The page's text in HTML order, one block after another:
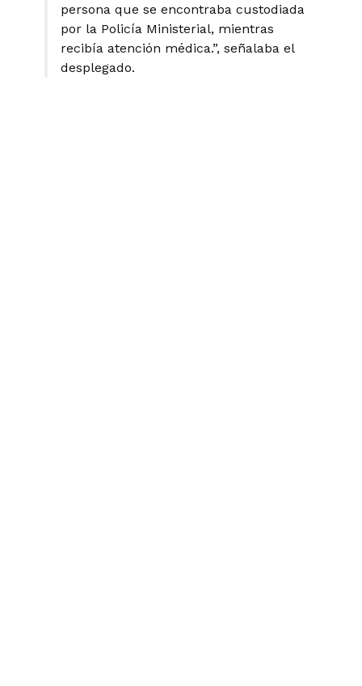
persona que se encontraba custodiada
por la Policía Ministerial, mientras
recibía atención médica.”, señalaba el
desplegado.